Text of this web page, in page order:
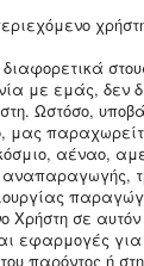
με εμάς, δεν
Ωστόσο,
μας
αέναο,
Χρήστη σε
εφαρμογές
παρόντος ή